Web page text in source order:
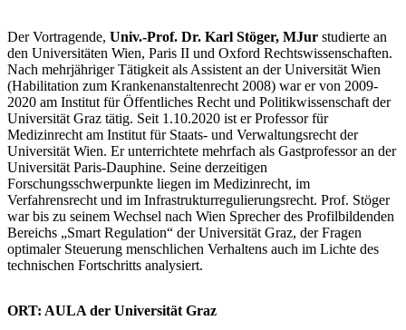
Der Vortragende, Univ.-Prof. Dr. Karl Stöger, MJur studierte an
den Universitäten Wien, Paris II und Oxford Rechtswissenschaften.
Nach mehrjähriger Tätigkeit als Assistent an der Universität Wien
(Habilitation zum Krankenanstaltenrecht 2008) war er von 2009-
2020 am Institut für Öffentliches Recht und Politikwissenschaft der
Universität Graz tätig. Seit 1.10.2020 ist er Professor für
Medizinrecht am Institut für Staats- und Verwaltungsrecht der
Universität Wien. Er unterrichtete mehrfach als Gastprofessor an der
Universität Paris-Dauphine. Seine derzeitigen
Forschungsschwerpunkte liegen im Medizinrecht, im
Verfahrensrecht und im Infrastrukturregulierungsrecht. Prof. Stöger
war bis zu seinem Wechsel nach Wien Sprecher des Profilbildenden
Bereichs „Smart Regulation“ der Universität Graz, der Fragen
optimaler Steuerung menschlichen Verhaltens auch im Lichte des
technischen Fortschritts analysiert.
ORT: AULA der Universität Graz